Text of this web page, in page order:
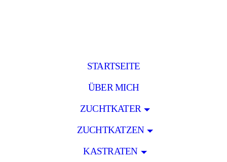
STARTSEITE
ÜBER MICH
ZUCHTKATER
ZUCHTKATZEN
KASTRATEN